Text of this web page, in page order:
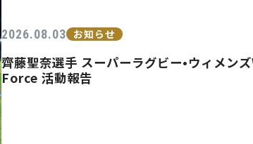
2026.08.03 お知らせ
齊藤聖奈選手 スーパーラグビー•ウィメン
Force 活動報告